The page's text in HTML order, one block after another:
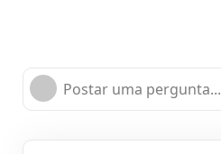
Postar uma pergunta...